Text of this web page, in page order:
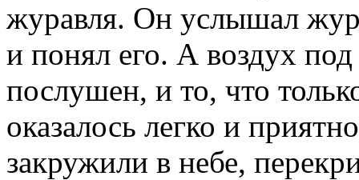
журавля. Он услышал
и понял его. А воздух
послушен, и то, что
оказалось легко и
закружили в небе,